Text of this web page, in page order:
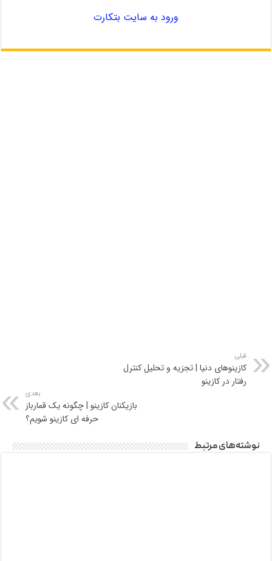
ورود به سایت بتکارت
قبلی
کازینوهای دنیا | تجزیه و تحلیل کنترل
رفتار در کازینو
بعدی
بازیکنان کازینو | چگونه یک قمارباز
حرفه‌ ای کازینو شویم؟
نوشته‌های مرتبط